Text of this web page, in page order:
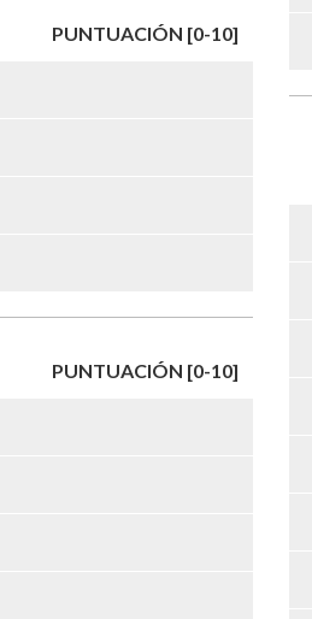
PUNTUACIÓN [0-10]
PUNTUACIÓN [0-10]